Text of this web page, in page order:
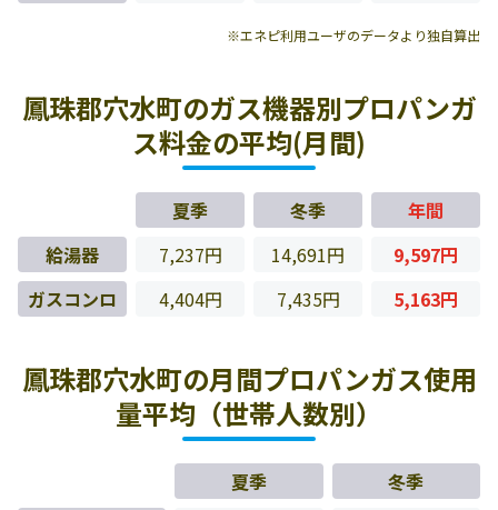
※エネピ利用ユーザのデータより独自算出
鳳珠郡穴水町のガス機器別プロパンガ
ス料金の平均(月間)
夏季 冬季
年間
給湯器
7,237円 14,691円
9,597円
ガスコンロ
4,404円 7,435円 5,163円
鳳珠郡穴水町の月間プロパンガス使用
量平均（世帯人数別）
夏季
冬季